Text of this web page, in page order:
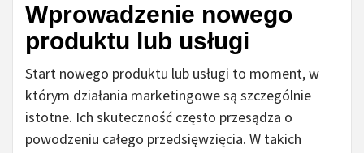
Wprowadzenie nowego
produktu lub usługi
Start nowego produktu lub usługi to moment, w
którym działania marketingowe są szczególnie
istotne. Ich skuteczność często przesądza o
powodzeniu całego przedsięwzięcia. W takich